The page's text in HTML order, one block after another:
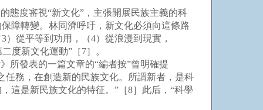
度審視“新文化”，主張開展民族主義的科
障轉變。林同濟呼吁，新文化必須向這條路
從平等到功用，（4）從浪漫到現實，
度新文化運動”［7］。
發表的一篇文章的“編者按”曾明確提
任務，在創造新的民族文化。所謂新者，是科
這是新民族文化的特征。”［8］此后，“科學